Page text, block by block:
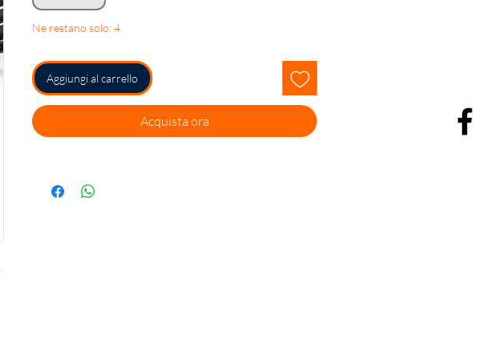
Ne restano solo: 4
Aggiungi al carrello
Acquista ora